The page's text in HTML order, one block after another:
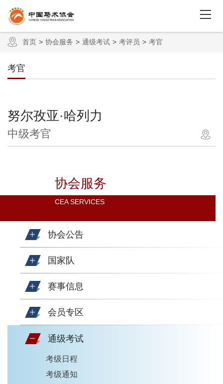
首页 协会服务 通级考试 考评员 考官
协会服务
CEA SERVICES
协会公告
国家队
赛事信息
会员专区
通级考试
考级日程
考级通知
考官
努尔孜亚·哈列力
中级考官